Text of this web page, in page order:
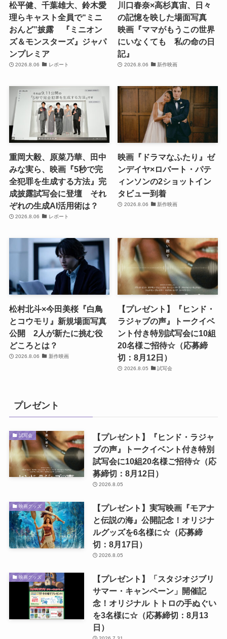
松平健、千葉雄大、鈴木愛
理らキャスト全員で“ミニ
おんど”披露 『ミニオン
ズ＆モンスターズ』ジャパ
ンプレミア
2026.8.06 レポート
川口春奈×高杉真宙、日々
の記憶を映した場面写真
映画『ママがもうこの世界
にいなくても 私の命の日
記』
2026.8.06 新作映画
重岡大毅、原菜乃華、田中
みな実ら、映画『5秒で完
全犯罪を生成する方法』完
成披露試写会に登壇 それ
ぞれの生成AI活用術は？
2026.8.06 レポート
映画『ドラマなふたり』ゼ
ンデイヤ×ロバート・パテ
ィンソンの2ショットイン
タビュー到着
2026.8.06 新作映画
松村北斗×今田美桜『白鳥
とコウモリ』新規場面写真
公開 2人が新たに挑む役
どころとは？
2026.8.06 新作映画
【プレゼント】『ヒンド・
ラジャブの声』トークイベ
ント付き特別試写会に10組
20名様ご招待☆（応募締
切：8月12日）
2026.8.05 試写会
プレゼント
試写会
【プレゼント】『ヒンド・ラジャ
ブの声』トークイベント付き特別
試写会に10組20名様ご招待☆（応
募締切：8月12日）
2026.8.05
映画グッズ
【プレゼント】実写映画『モアナ
と伝説の海』公開記念！オリジナ
ルグッズを6名様に☆（応募締
切：8月17日）
2026.8.05
映画グッズ
【プレゼント】「スタジオジブリ
サマー・キャンペーン」開催記
念！オリジナル トトロの手ぬぐい
を3名様に☆（応募締切：8月13
日）